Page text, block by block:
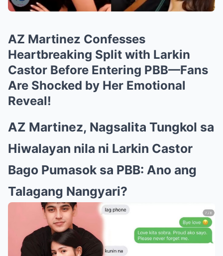
AZ Martinez Confesses
Heartbreaking Split with Larkin
Castor Before Entering PBB—Fans
Are Shocked by Her Emotional
Reveal!
AZ Martinez, Nagsalita Tungkol sa
Hiwalayan nila ni Larkin Castor
Bago Pumasok sa PBB: Ano ang
Talagang Nangyari?